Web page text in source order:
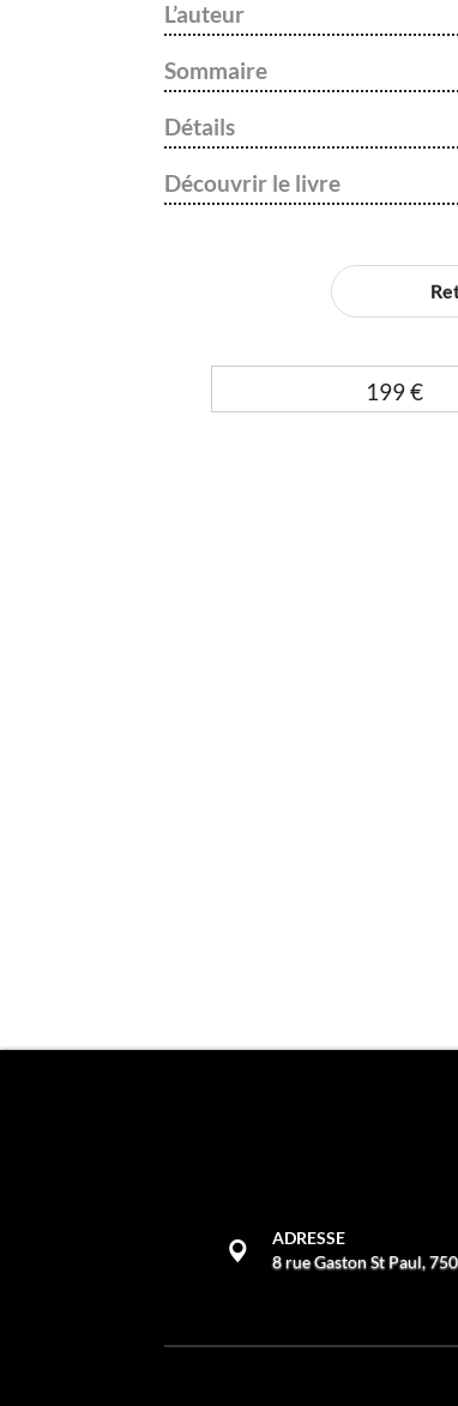
L’auteur
Sommaire
Détails
Découvrir le livre
199€
ADRESSE
8 rue Gaston St Paul,